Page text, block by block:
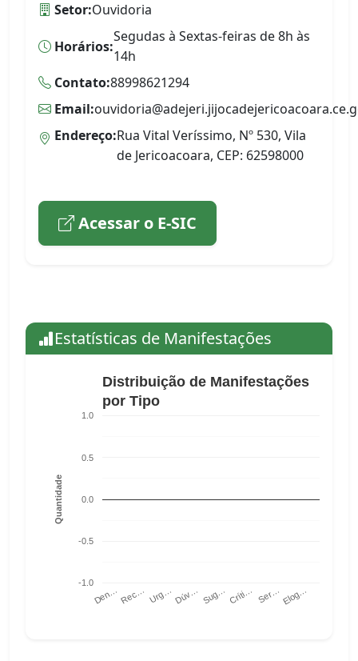
Setor:Ouvidoria
Horários:
Segudas à Sextas-feiras de 8h às
14h
Contato:88998621294
Email:
Endereço:Rua Vital Veríssimo, Nº 530, Vila
de Jericoacoara, CEP: 62598000
Acessar o E-SIC
Estatísticas de Manifestações
Distribuição de Manifestações
por Tipo
Den…Rec… Urg… Dúv… Sug… Críti… Ser… Elog…
-1.0
-0.5
0.0
0.5
1.0
Quantidade